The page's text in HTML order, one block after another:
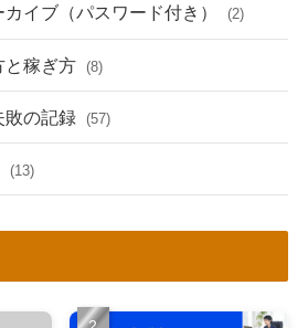
イブ（パスワード付き） (2)
と稼ぎ方 (8)
敗の記録 (57)
(13)